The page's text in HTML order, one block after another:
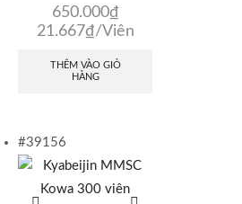
650.000₫
21.667₫/Viên
THÊM VÀO GIỎ
HÀNG
#39156